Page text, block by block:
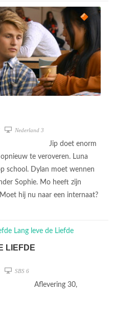
Nederland 3
Jip doet enorm
te veroveren. Luna
school. Dylan moet wennen
Sophie. Mo heeft zijn
hij nu naar een internaat?
LIEFDE
SBS 6
Aflevering 30,